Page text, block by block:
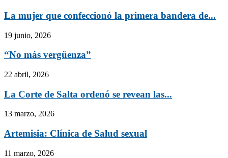
La mujer que confeccionó la primera bandera de...
19 junio, 2026
“No más vergüenza”
22 abril, 2026
La Corte de Salta ordenó se revean las...
13 marzo, 2026
Artemisia: Clínica de Salud sexual
11 marzo, 2026